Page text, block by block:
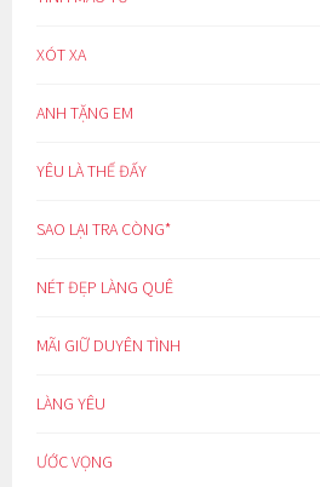
XÓT XA
ANH TẶNG EM
YÊU LÀ THẾ ĐẤY
SAO LẠI TRA CÒNG*
NÉT ĐẸP LÀNG QUÊ
MÃI GIỮ DUYÊN TÌNH
LÀNG YÊU
ƯỚC VỌNG